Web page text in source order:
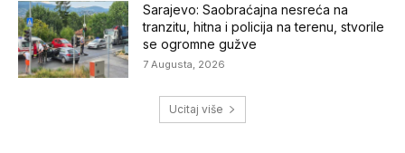
Sarajevo: Saobraćajna nesreća na
tranzitu, hitna i policija na terenu, stvorile
se ogromne gužve
7 Augusta, 2026
Ucitaj više